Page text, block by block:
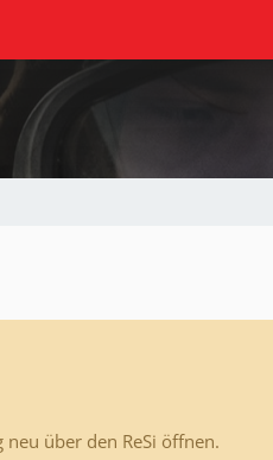
über den ReSi öffnen.